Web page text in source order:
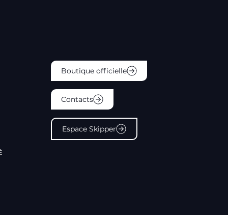
Boutique officielle
Contacts
Espace Skipper